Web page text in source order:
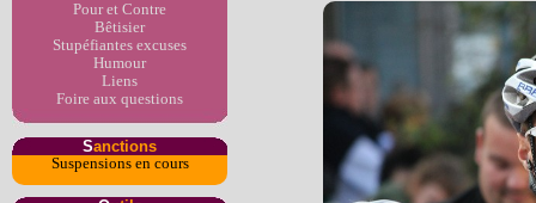
Pour et Contre
Bêtisier
Stupéfiantes excuses
Humour
Liens
Foire aux questions
Sanctions
Suspensions en cours